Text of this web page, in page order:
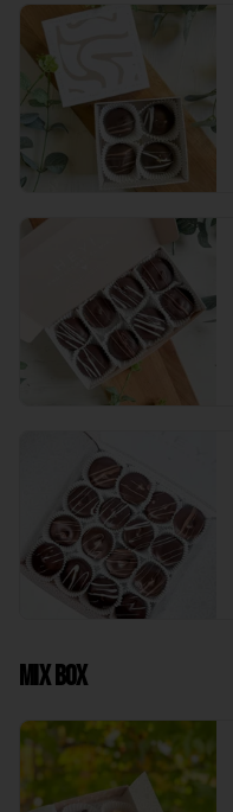
Mix Box